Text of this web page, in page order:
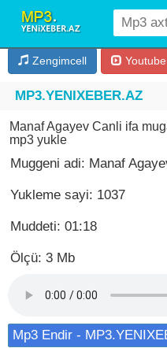
Zengimcell
MP3.YENIXEBER.AZ
Manaf Agayev Canli ifa
mp3 yukle
Muggeni adi: Manaf
Yukleme sayi: 1037
Muddeti: 01:18
Ölçü: 3 Mb
Mp3 Endir -